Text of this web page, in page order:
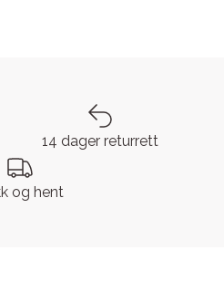
14 dager returrett
og hent